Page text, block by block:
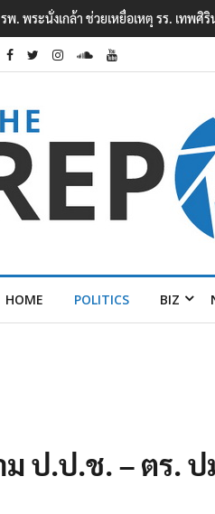
งใจ เหตุยิงในโรงเรียนเทพศิรินทร์ นนท
HOME POLITICS BIZ
ม​ ป.ป.ช. – ตร.